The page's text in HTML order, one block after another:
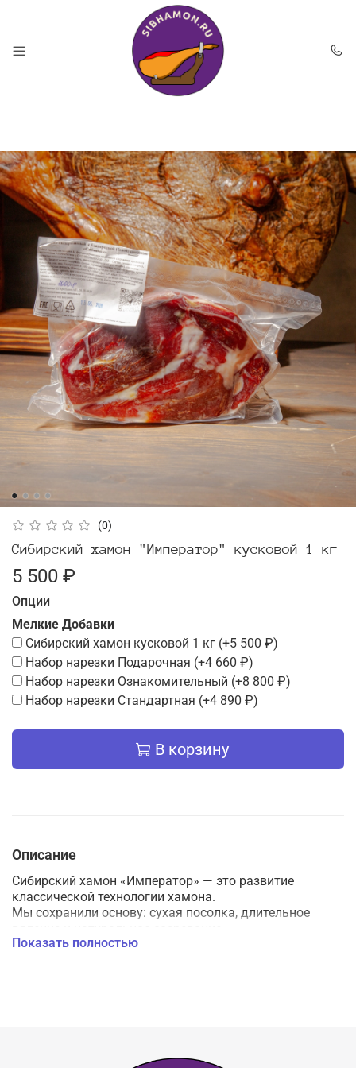
(0)
Сибирский хамон "Император" кусковой 1 кг
5 500 ₽
Опции
Мелкие Добавки
Сибирский хамон кусковой 1 кг (+5 500 ₽)
Набор нарезки Подарочная (+4 660 ₽)
Набор нарезки Ознакомительный (+8 800 ₽)
Набор нарезки Стандартная (+4 890 ₽)
В корзину
Описание
Сибирский хамон «Император» — это развитие
классической технологии хамона.
Мы сохранили основу: сухая посолка, длительное
Показать полностью